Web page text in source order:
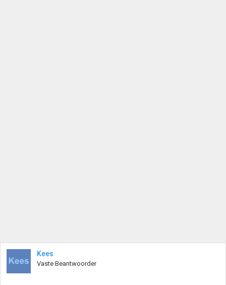
Kees
Vaste Beantwoorder